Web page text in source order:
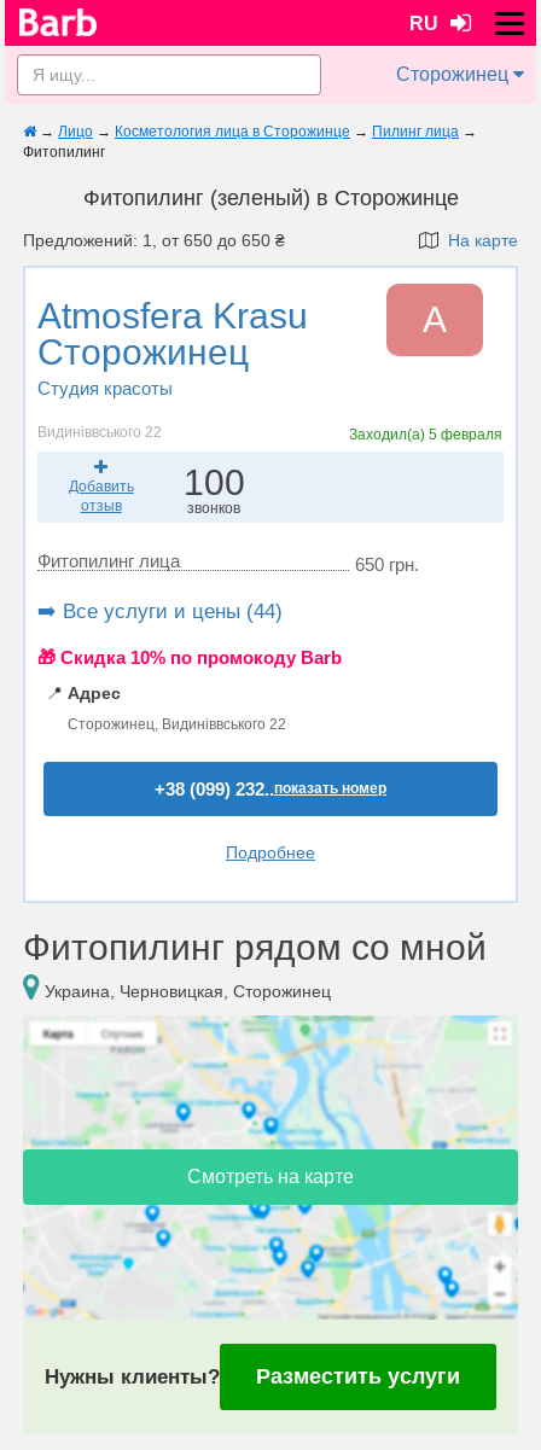
RU
Сторожинец
→ Лицо → Косметология лица в Сторожинце → Пилинг лица →
Фитопилинг
Фитопилинг (зеленый) в Сторожинце
Предложений: 1, от 650 до 650 ₴ На карте
Atmosfera Krasu
Сторожинец
Студия красоты
A
Видиніввського 22 Заходил(а)5 февраля
Добавить
отзыв
100
звонков
Фитопилинг лица 650 грн.
➡️ Все услуги и цены (44)
🎁 Cкидка 10% по промокоду Barb
📍 Адрес
Сторожинец, Видиніввського 22
+38 (099) 232..показать номер
Подробнее
Фитопилинг рядом со мной
Украина, Черновицкая, Сторожинец
Смотреть на карте
Нужны клиенты? Разместить услуги